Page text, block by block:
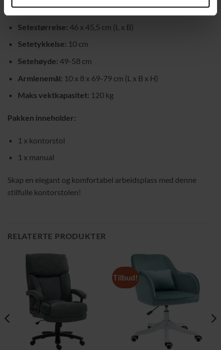
Mål:59,5 x 60,5 x 93-103 cm (L x B x H)
Setestørrelse: 46 x 45,5 cm (L x B)
Setetykkelse: 10 cm
Setehøyde: 49-58 cm
Armlenemål: 10 x 8 x 69-79 cm (L x B x H)
Maks vektkapasitet: 120 kg
Pakken inneholder:
1 x kontorstol
1 x manual
Skap en elegant og komfortabel arbeidsplass med denne
stilfulle kontorstolen!
RELATERTE PRODUKTER
Tilbud!